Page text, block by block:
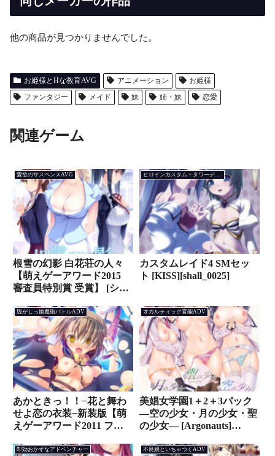
他の商品が見つかりませんでした。
お姫様とHな教育AVG アニメーション
お姫様
ファンタジー
メイド 妹 姉・妹 恋愛
関連ゲーム
愛欲のサスペンスAVG
根雪の幻影 白花荘の人々
【萌えゲーアワード2015
審査員特別賞 受賞】 [シル
[silkysall_0003]
ヒロインカスタム＋タワーディフェンスSLG
カスタムレイド4 SMセッ
ト [KISS][shall_0025]
脱がしっ娘魔砲バトルADV
あかときっ！！−花と舞わ
せよ恋の衣装−新装版【萌
えゲーアワード2011 ファ
[エスクード][views_0315]
オカルティック官能ADV
美娼女学園1＋2＋3パック
―空の少女・月の少女・聖
の少女― [Argonauts]
即効おかずなアドベンチャー 不良娘といちゃつくADV